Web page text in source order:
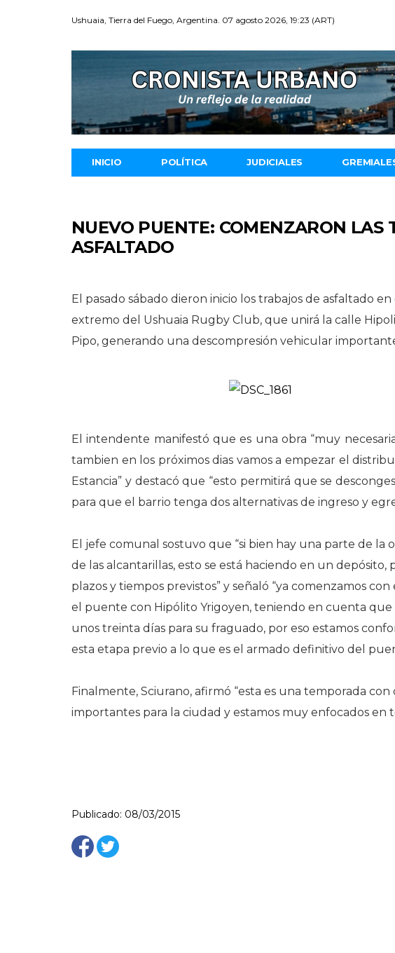
Ushuaia, Tierra del Fuego, Argentina. 07 agosto 2026, 19:23 (ART)
INICIO POLÍTICA JUDICIALES
NUEVO PUENTE: COMENZARON LAS
ASFALTADO
El pasado sábado dieron inicio los trabajos de asfaltado
extremo del Ushuaia Rugby Club, que unirá la calle
Pipo, generando una descompresión vehicular
El intendente manifestó que es una obra “muy
tambien en los próximos dias vamos a empezar el
Estancia” y destacó que “esto permitirá que se
para que el barrio tenga dos alternativas de ingreso y
El jefe comunal sostuvo que “si bien hay una parte de la
de las alcantarillas, esto se está haciendo en un
plazos y tiempos previstos” y señaló “ya comenzamos
el puente con Hipólito Yrigoyen, teniendo en cuenta
unos treinta días para su fraguado, por eso estamos
esta etapa previo a lo que es el armado definitivo del
Finalmente, Sciurano, afirmó “esta es una temporada
importantes para la ciudad y estamos muy enfocados en
Publicado: 08/03/2015